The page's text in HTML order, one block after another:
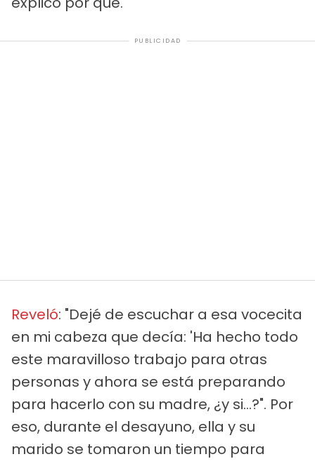
PUBLICIDAD
Reveló: "Dejé de escuchar a esa vocecita
en mi cabeza que decía: 'Ha hecho todo
este maravilloso trabajo para otras
personas y ahora se está preparando
para hacerlo con su madre, ¿y si...?". Por
eso, durante el desayuno, ella y su
marido se tomaron un tiempo para